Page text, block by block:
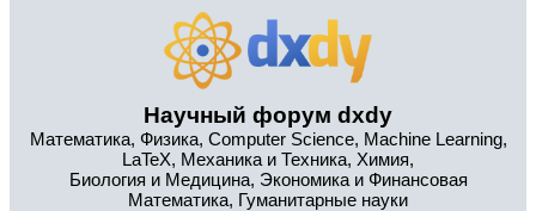
Научный форум dxdy
Математика, Физика, Computer Science, Machine Learning,
LaTeX, Механика и Техника, Химия,
Биология и Медицина, Экономика и Финансовая
Математика, Гуманитарные науки